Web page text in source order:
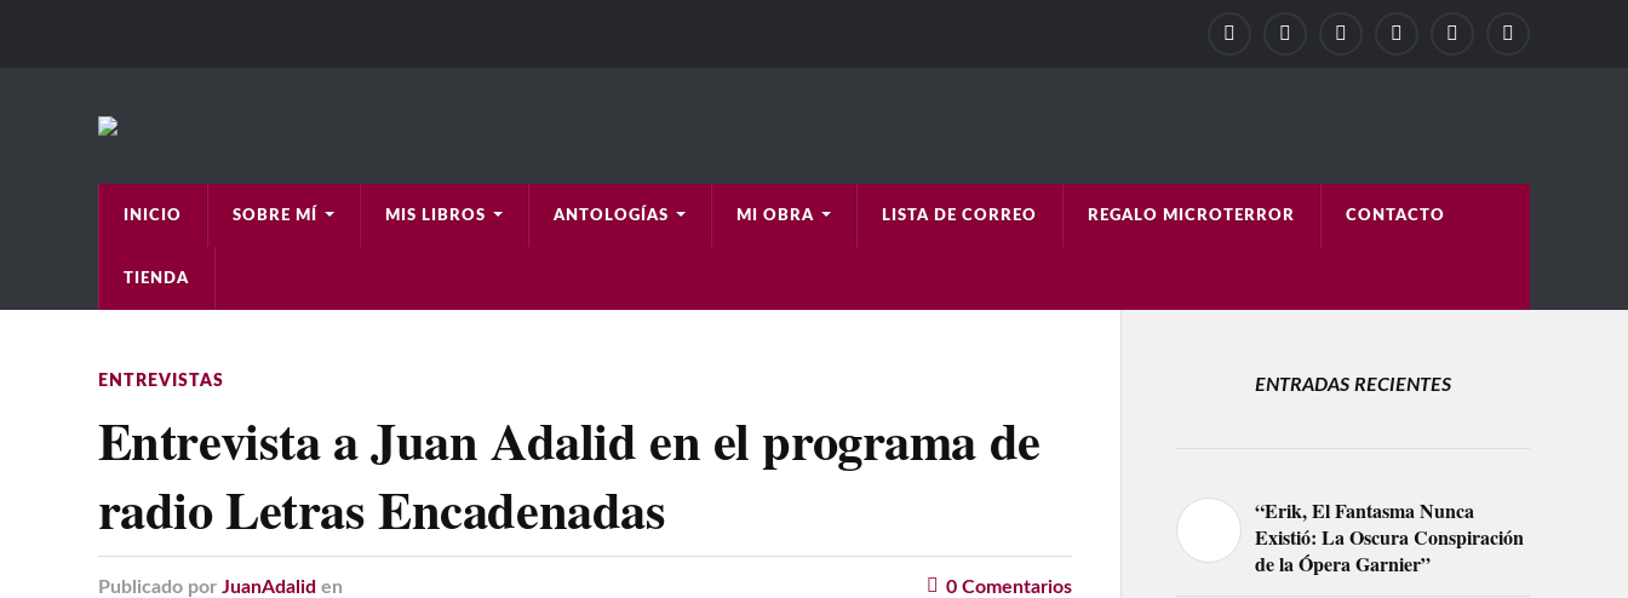
INICIO SOBRE MÍ MIS LIBROS ANTOLOGÍAS MI OBRA LISTA DE CORREO REGALO MICROTERROR CONTACTO
TIENDA
ENTREVISTAS
Entrevista a Juan Adalid en el programa de
radio Letras Encadenadas
Publicado por JuanAdalid en 0Comentarios
ENTRADAS RECIENTES
“Erik, El Fantasma Nunca
Existió: La Oscura Conspiración
de la Ópera Garnier”